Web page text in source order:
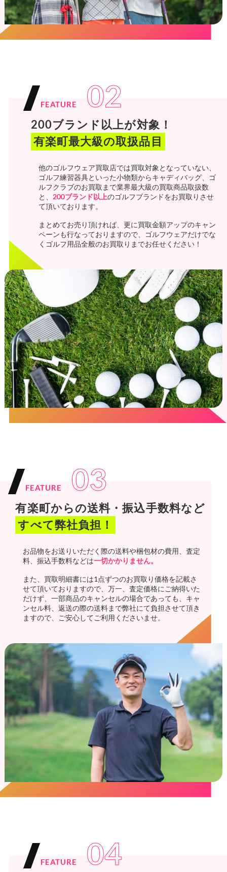
FEATURE 02
200ブランド以上が対象！
有楽町最大級の取扱品目
他のゴルフウェア買取店では買取対象となっていない、
ゴルフ練習器具といった小物類からキャディバッグ、ゴ
ルフクラブのお買取まで業界最大級の買取商品取扱数
と、 200ブランド以上のゴルフブランドをお買取りさせ
て頂いております。
まとめてお売り頂ければ、更に買取金額アップのキャン
ペーンも行なっておりますので、ゴルフウェアだけでな
くゴルフ用品全般のお買取りまでお任せください！
FEATURE 03
有楽町からの送料・振込手数料など
すべて弊社負担！
お品物をお送りいただく際の送料や梱包材の費用、査定
料、振込手数料などは一切かかりません。
また、買取明細書には1点ずつのお買取り価格を記載さ
せて頂いておりますので、万一、査定価格にご納得いた
だけず、一部商品のキャンセルの場合であっても、キャ
ンセル料、返送の際の送料まで弊社にて負担させて頂き
ますので、ご安心してご利用くださいませ。
FEATURE 04